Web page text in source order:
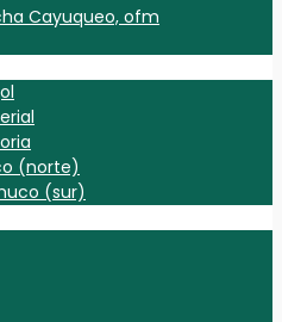
Cayuqueo, ofm
(norte)
(sur)